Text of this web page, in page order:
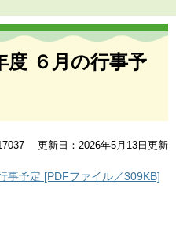
度 ６月の行事予
更新日：2026年5月13日更新
事予定 [PDFファイル／309KB]